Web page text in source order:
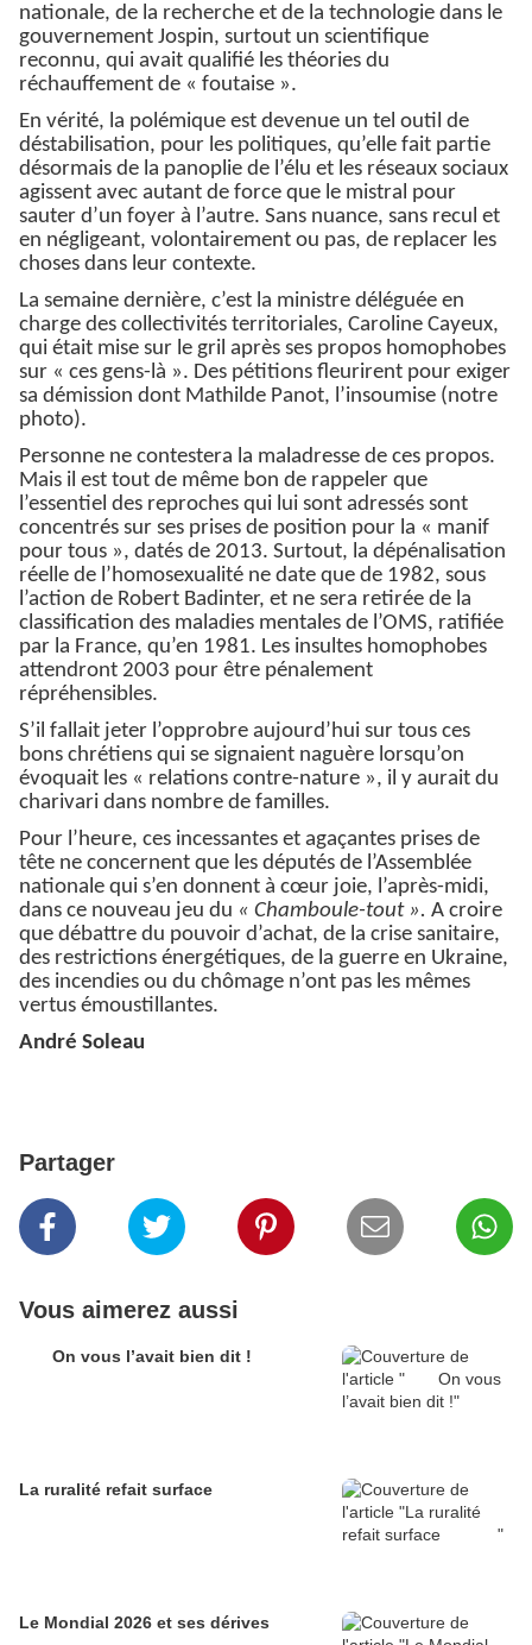
nationale, de la recherche et de la technologie dans le
gouvernement Jospin, surtout un scientifique
reconnu, qui avait qualifié les théories du
réchauffement de « foutaise ».
En vérité, la polémique est devenue un tel outil de
déstabilisation, pour les politiques, qu’elle fait partie
désormais de la panoplie de l’élu et les réseaux sociaux
agissent avec autant de force que le mistral pour
sauter d’un foyer à l’autre. Sans nuance, sans recul et
en négligeant, volontairement ou pas, de replacer les
choses dans leur contexte.
La semaine dernière, c’est la ministre déléguée en
charge des collectivités territoriales, Caroline Cayeux,
qui était mise sur le gril après ses propos homophobes
sur « ces gens-là ». Des pétitions fleurirent pour exiger
sa démission dont Mathilde Panot, l’insoumise (notre
photo).
Personne ne contestera la maladresse de ces propos.
Mais il est tout de même bon de rappeler que
l’essentiel des reproches qui lui sont adressés sont
concentrés sur ses prises de position pour la « manif
pour tous », datés de 2013. Surtout, la dépénalisation
réelle de l’homosexualité ne date que de 1982, sous
l’action de Robert Badinter, et ne sera retirée de la
classification des maladies mentales de l’OMS, ratifiée
par la France, qu’en 1981. Les insultes homophobes
attendront 2003 pour être pénalement
répréhensibles.
S’il fallait jeter l’opprobre aujourd’hui sur tous ces
bons chrétiens qui se signaient naguère lorsqu’on
évoquait les « relations contre-nature », il y aurait du
charivari dans nombre de familles.
Pour l’heure, ces incessantes et agaçantes prises de
tête ne concernent que les députés de l’Assemblée
nationale qui s’en donnent à cœur joie, l’après-midi,
dans ce nouveau jeu du « Chamboule-tout ». A croire
que débattre du pouvoir d’achat, de la crise sanitaire,
des restrictions énergétiques, de la guerre en Ukraine,
des incendies ou du chômage n’ont pas les mêmes
vertus émoustillantes.
André Soleau
Partager
Vous aimerez aussi
On vous l’avait bien dit !
Le Mondial 2026 et ses dérives